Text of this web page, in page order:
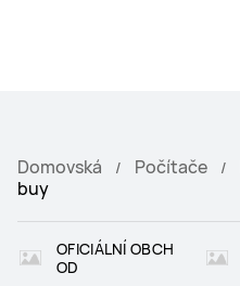
Domovská Počítače
buy
OFICIÁLNÍ OBCH
OD